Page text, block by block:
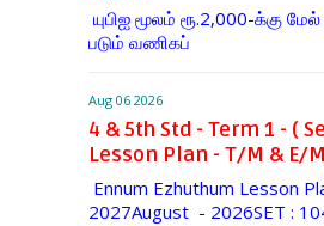
யுபிஐ மூலம் ரூ.2,000-க்கு
படும் வணி​கப்
Aug 06 2026
4 & 5th Std - Term 1 - (
Lesson Plan - T/M & E/M
Ennum Ezhuthum Lesson
2027August - 2026SET :